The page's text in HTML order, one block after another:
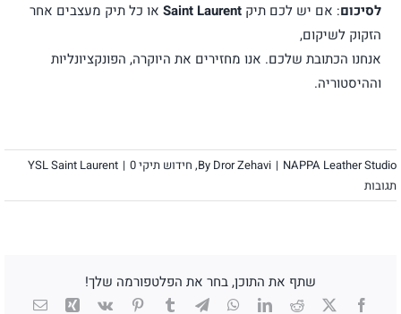
לסיכום: אם יש לכם תיקSaint Laurent או כל תיק מעצבים אחר
הזקוק לשיקום,
אנחנו הכתובת שלכם. אנו מחזירים את היוקרה, הפונקציונליות
וההיסטוריה.
By Dror Zehavi | NAPPA Leather Studio
, חידוש תיקי YSL Saint Laurent | 0
תגובות
שתף את התוכן, בחר את הפלטפורמה שלך!
Facebook
X
Reddit
LinkedIn
WhatsApp
Telegram
Tumblr
Pinterest
Vk
Xing